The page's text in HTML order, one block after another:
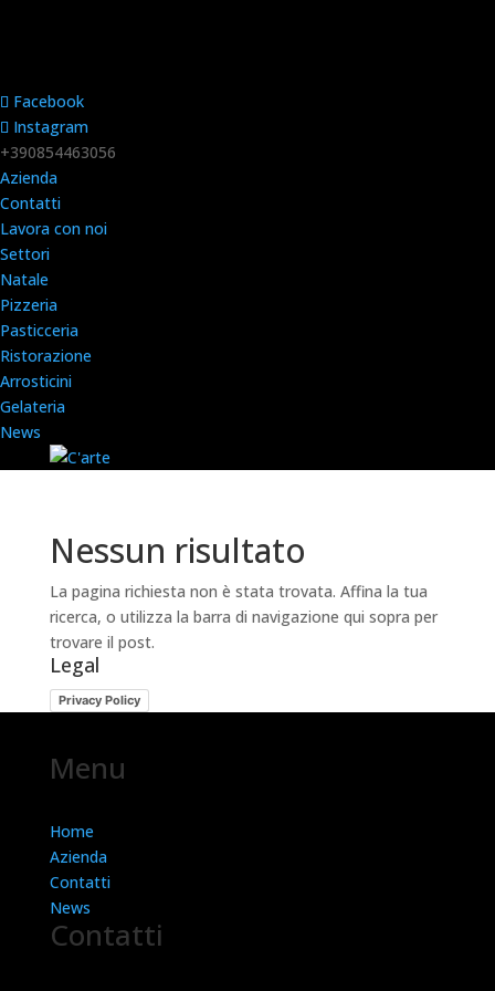
Facebook
Instagram
+390854463056
Azienda
Contatti
Lavora con noi
Settori
Natale
Pizzeria
Pasticceria
Ristorazione
Arrosticini
Gelateria
News
Nessun risultato
La pagina richiesta non è stata trovata. Affina la tua
ricerca, o utilizza la barra di navigazione qui sopra per
trovare il post.
Legal
Privacy Policy
Menu
Home
Azienda
Contatti
News
Contatti